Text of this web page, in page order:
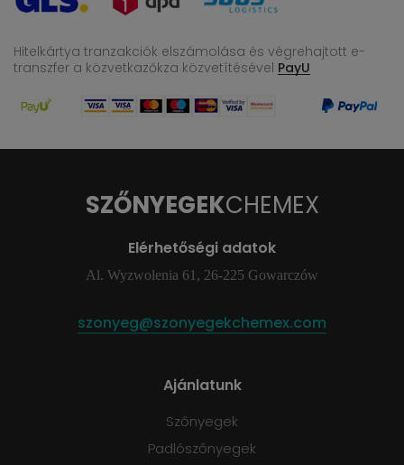
Hitelkártya tranzakciók elszámolása és végrehajtott e-
transzfer a közvetkazőkza közvetítésével PayU
SZŐNYEGEKCHEMEX
Elérhetőségi adatok
Al. Wyzwolenia 61, 26-225 Gowarczów
szonyeg@szonyegekchemex.com
Ajánlatunk
Szőnyegek
Padlószőnyegek